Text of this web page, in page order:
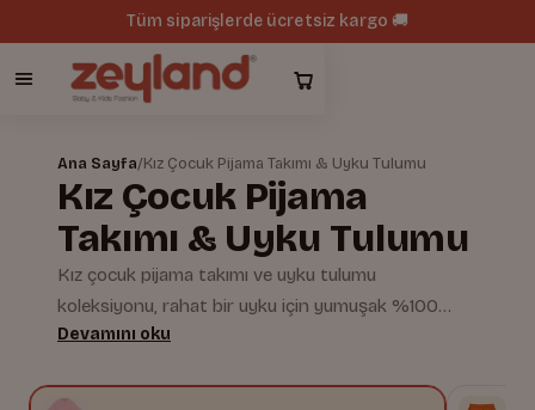
Tüm siparişlerde ücretsiz kargo 🚚
Ana Sayfa/Kız Çocuk Pijama Takımı & Uyku Tulumu
Kız Çocuk Pijama
Takımı & Uyku Tulumu
Kız çocuk pijama takımı ve uyku tulumu
koleksiyonu, rahat bir uyku için yumuşak %100
pamuklu kumaşlarla hazırlanır. Hipoalerjenik
Zeyland güvencesiyle üretilen modeller,
Devamını oku